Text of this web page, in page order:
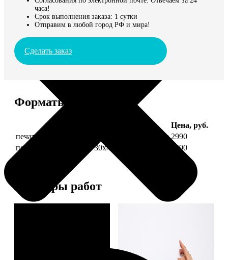
часа!
Срок выполнения заказа: 1 сутки
Отправим в любой город РФ и мира!
Сделать заказ
Форматы и цены
Цена, руб.
печать фото на холсте 30х40 на подрамнике 2990
печать фото на холсте 30х40 в раме
5490
Примеры работ